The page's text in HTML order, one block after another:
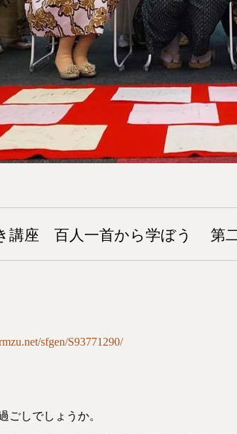
講座 百人一首から学ぼう 第
sfgen/S93771290/
ごしでしょうか。